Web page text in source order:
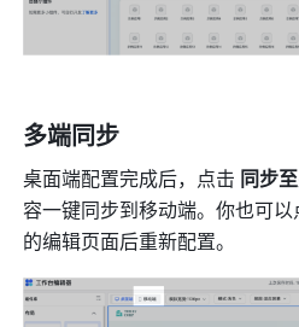
多端同步
桌面端配置完成后，点击 同步
容一键同步到移动端。你也可
的编辑页面后重新配置。